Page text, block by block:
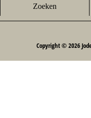
Zoeken
Copyright © 2026